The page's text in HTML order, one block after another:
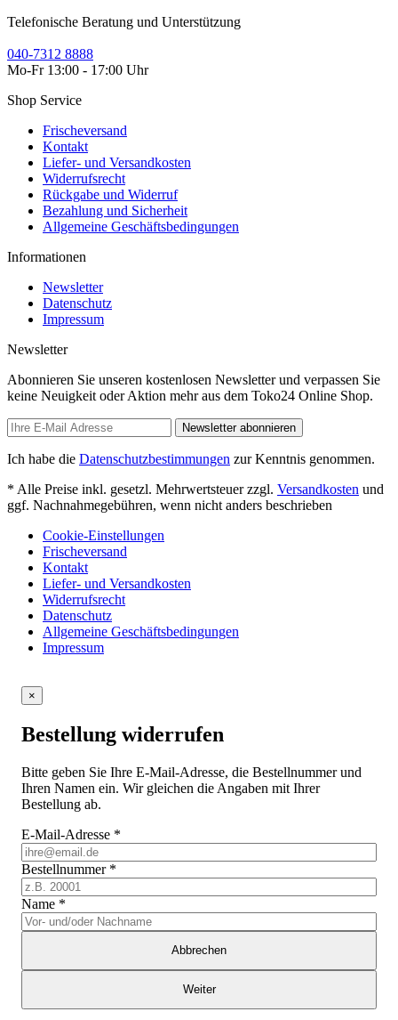
Telefonische Beratung und Unterstützung
040-7312 8888
Mo-Fr 13:00 - 17:00 Uhr
Shop Service
Frischeversand
Kontakt
Liefer- und Versandkosten
Widerrufsrecht
Rückgabe und Widerruf
Bezahlung und Sicherheit
Allgemeine Geschäftsbedingungen
Informationen
Newsletter
Datenschutz
Impressum
Newsletter
Abonnieren Sie unseren kostenlosen Newsletter und verpassen Sie
keine Neuigkeit oder Aktion mehr aus dem Toko24 Online Shop.
Newsletter abonnieren
Ich habe die Datenschutzbestimmungen zur Kenntnis genommen.
* Alle Preise inkl. gesetzl. Mehrwertsteuer zzgl. Versandkosten und
ggf. Nachnahmegebühren, wenn nicht anders beschrieben
Cookie-Einstellungen
Frischeversand
Kontakt
Liefer- und Versandkosten
Widerrufsrecht
Datenschutz
Allgemeine Geschäftsbedingungen
Impressum
×
Bestellung widerrufen
Bitte geben Sie Ihre E-Mail-Adresse, die Bestellnummer und
Ihren Namen ein. Wir gleichen die Angaben mit Ihrer
Bestellung ab.
E-Mail-Adresse *
Bestellnummer *
Name *
Abbrechen
Weiter